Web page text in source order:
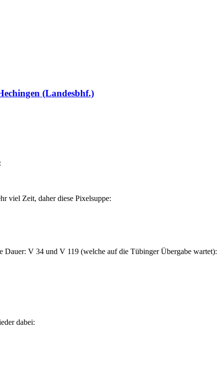
(Landesbhf.)
viel Zeit, daher diese Pixelsuppe:
Dauer: V 34 und V 119 (welche auf die Tübinger Übergabe wartet):
dabei: